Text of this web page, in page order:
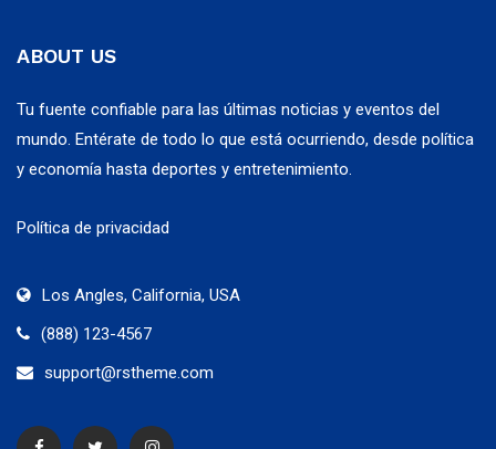
ABOUT US
Tu fuente confiable para las últimas noticias y eventos del
mundo. Entérate de todo lo que está ocurriendo, desde política
y economía hasta deportes y entretenimiento.
Política de privacidad
Los Angles, California, USA
(888) 123-4567
support@rstheme.com